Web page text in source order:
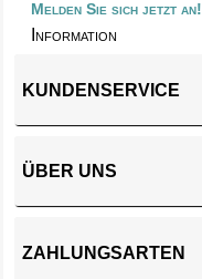
Melden Sie sich jetzt an!
Information
KUNDENSERVICE
ÜBER UNS
ZAHLUNGSARTEN